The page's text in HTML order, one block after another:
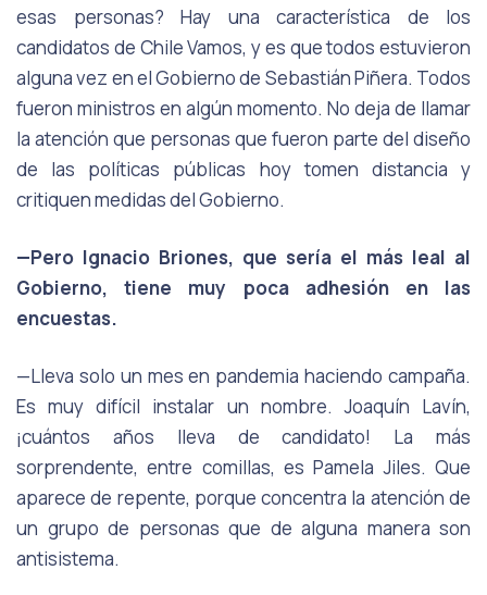
esas personas? Hay una característica de los
candidatos de Chile Vamos, y es que todos estuvieron
alguna vez en el Gobierno de Sebastián Piñera. Todos
fueron ministros en algún momento. No deja de llamar
la atención que personas que fueron parte del diseño
de las políticas públicas hoy tomen distancia y
critiquen medidas del Gobierno.
—Pero Ignacio Briones, que sería el más leal al
Gobierno, tiene muy poca adhesión en las
encuestas.
—Lleva solo un mes en pandemia haciendo campaña.
Es muy difícil instalar un nombre. Joaquín Lavín,
¡cuántos años lleva de candidato! La más
sorprendente, entre comillas, es Pamela Jiles. Que
aparece de repente, porque concentra la atención de
un grupo de personas que de alguna manera son
antisistema.